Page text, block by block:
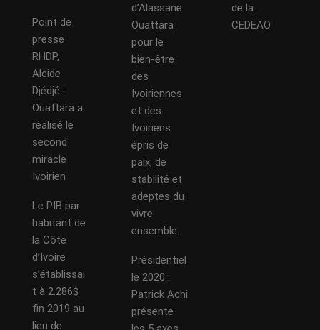
Point de
presse
RHDP,
Alcide
Djédjé :
Ouattara a
réalisé le
second
miracle
Ivoirien
Le PIB par
habitant de
la Côte
d’Ivoire
s’établissai
t à 2.286$
fin 2019 au
lieu de
d’Alassane
Ouattara
pour le
bien-être
des
Ivoiriennes
et des
Ivoiriens
épris de
paix, de
stabilité et
adeptes du
vivre
ensemble.
Présidentiel
le 2020 :
Patrick Achi
présente
de la
CEDEAO